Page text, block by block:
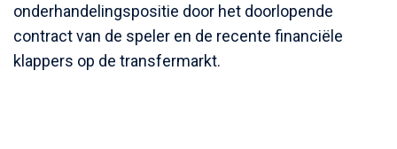
onderhandelingspositie door het doorlopende
contract van de speler en de recente financiële
klappers op de transfermarkt.